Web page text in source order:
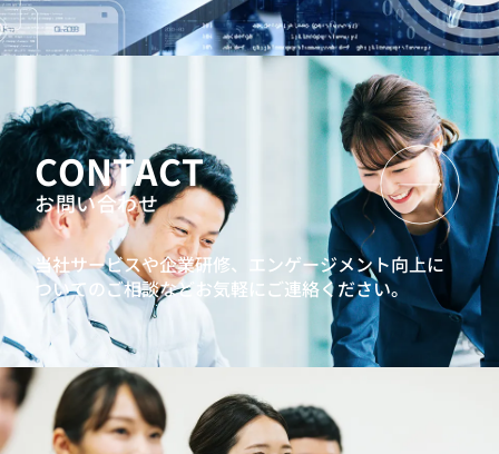
CONTACT
お問い合わせ
当社サービスや企業研修、エンゲージメント向上に
ついてのご相談などお気軽にご連絡ください。